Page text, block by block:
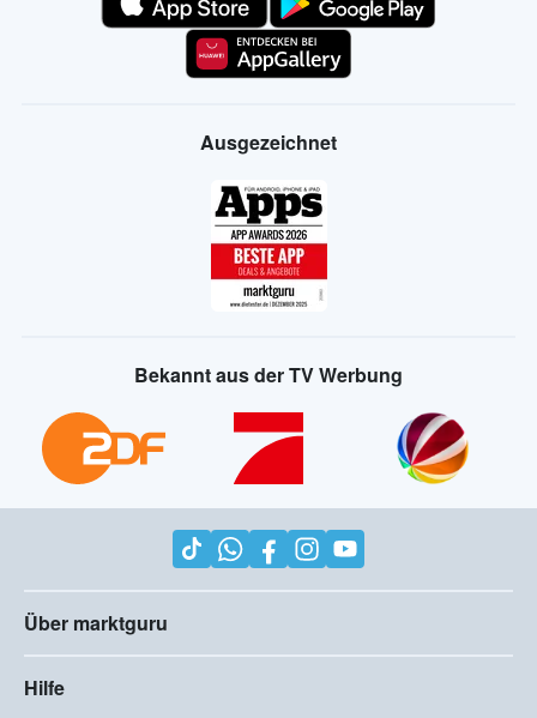
Ausgezeichnet
Bekannt aus der TV Werbung
Über marktguru
Hilfe